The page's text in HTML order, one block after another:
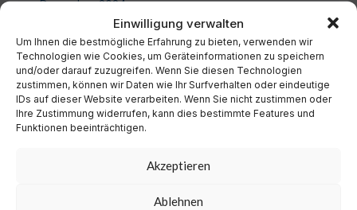
Einwilligung verwalten
Um Ihnen die bestmögliche Erfahrung zu bieten, verwenden wir
Technologien wie Cookies, um Geräteinformationen zu speichern
und/oder darauf zuzugreifen. Wenn Sie diesen Technologien
zustimmen, können wir Daten wie Ihr Surfverhalten oder eindeutige
IDs auf dieser Website verarbeiten. Wenn Sie nicht zustimmen oder
Ihre Zustimmung widerrufen, kann dies bestimmte Features und
Funktionen beeinträchtigen.
Akzeptieren
Ablehnen
Dezember 2024
November 2024
Oktober 2024
September 2024
August 2024
Juli 2024
Juni 2024
Mai 2024